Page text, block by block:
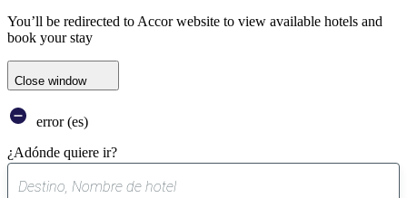
You’ll be redirected to Accor website to view available hotels and
book your stay
Close window
error (es)
¿Adónde quiere ir?